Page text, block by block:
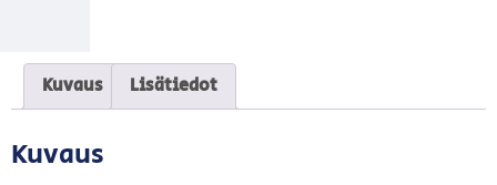
Kuvaus Lisätiedot
Kuvaus